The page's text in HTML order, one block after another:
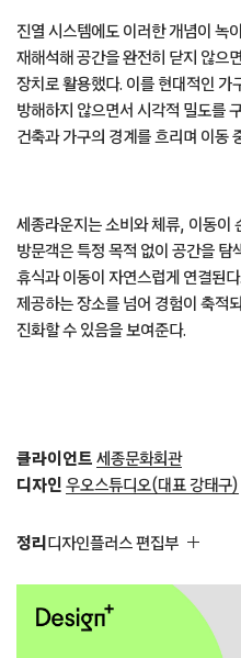
진열 시스템에도 이러한 개념이 녹
재해석해 공간을 완전히 닫지 않
장치로 활용했다. 이를 현대적인 가